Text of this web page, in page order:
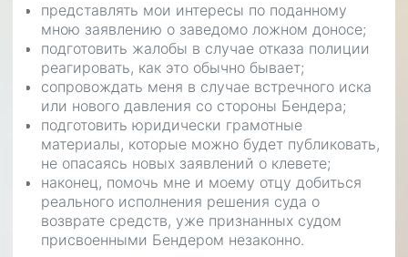
представлять мои интересы по поданному
мною заявлению о заведомо ложном доносе;
подготовить жалобы в случае отказа полиции
реагировать, как это обычно бывает;
сопровождать меня в случае встречного иска
или нового давления со стороны Бендера;
подготовить юридически грамотные
материалы, которые можно будет публиковать,
не опасаясь новых заявлений о клевете;
наконец, помочь мне и моему отцу добиться
реального исполнения решения суда о
возврате средств, уже признанных судом
присвоенными Бендером незаконно.